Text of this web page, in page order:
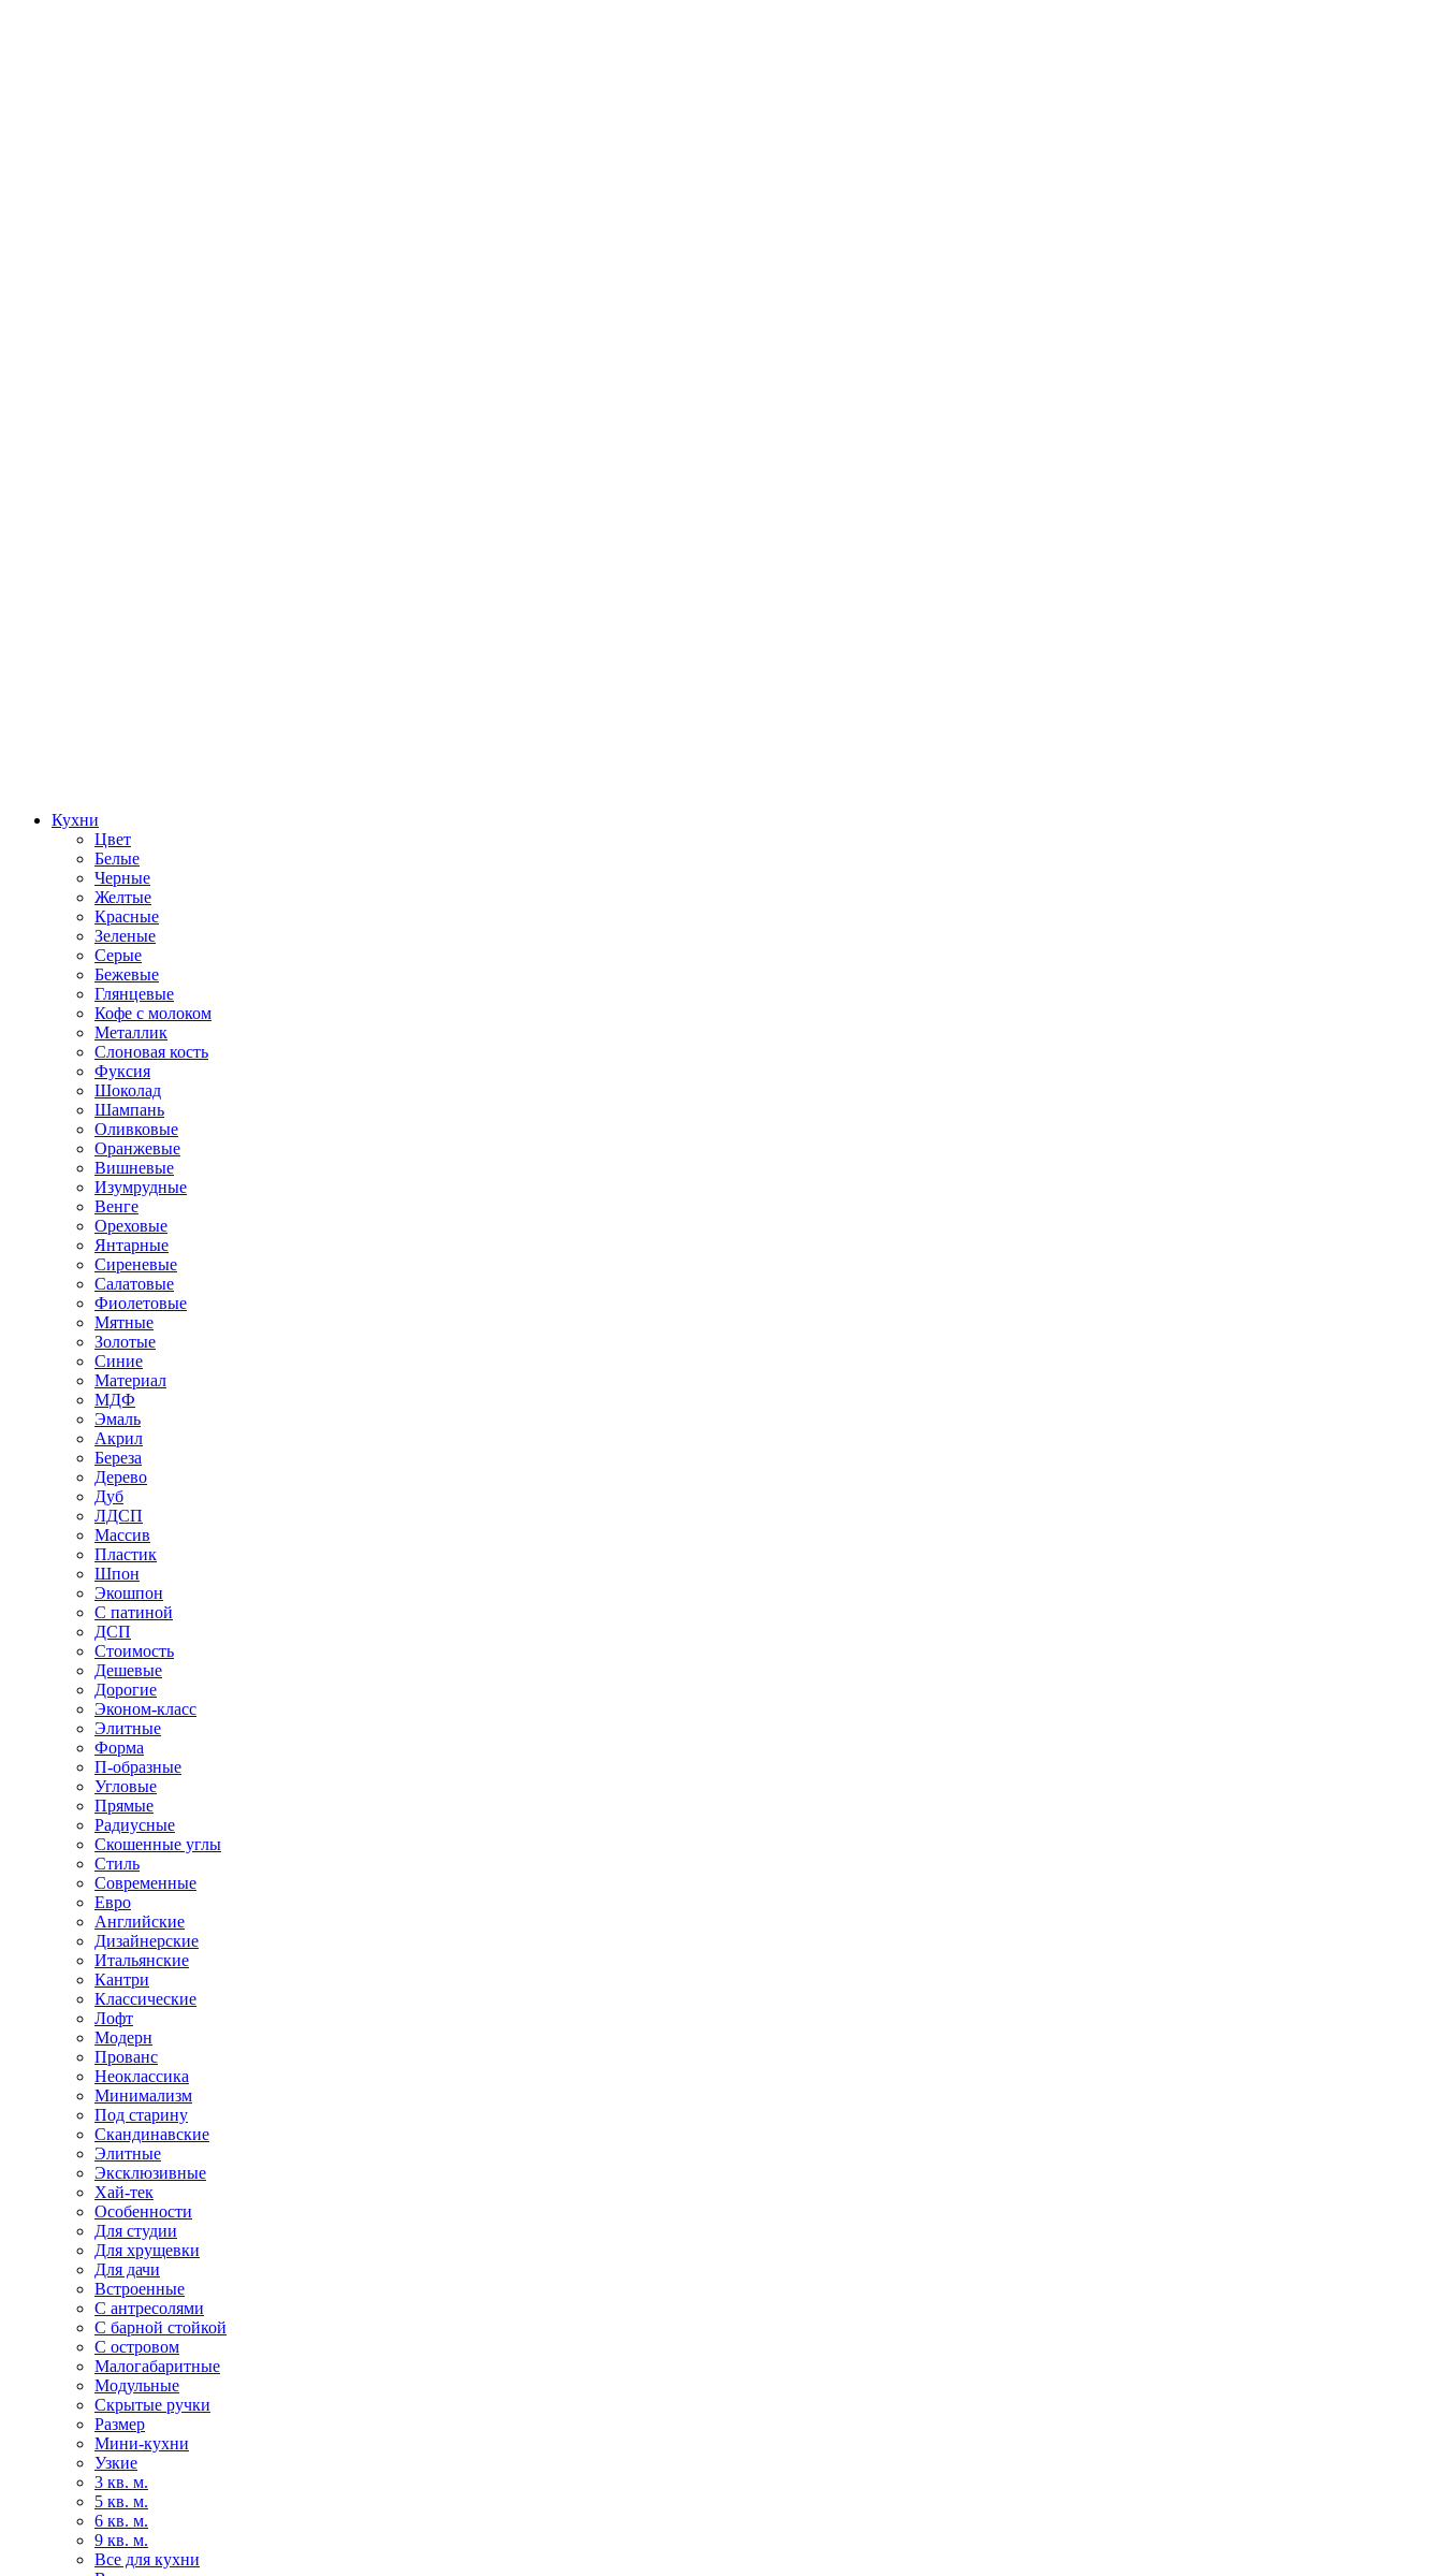
Кухни
Цвет
Белые
Черные
Желтые
Красные
Зеленые
Серые
Бежевые
Глянцевые
Кофе с молоком
Металлик
Слоновая кость
Фуксия
Шоколад
Шампань
Оливковые
Оранжевые
Вишневые
Изумрудные
Венге
Ореховые
Янтарные
Сиреневые
Салатовые
Фиолетовые
Мятные
Золотые
Синие
Материал
МДФ
Эмаль
Акрил
Береза
Дерево
Дуб
ЛДСП
Массив
Пластик
Шпон
Экошпон
С патиной
ДСП
Стоимость
Дешевые
Дорогие
Эконом-класс
Элитные
Форма
П-образные
Угловые
Прямые
Радиусные
Скошенные углы
Стиль
Современные
Евро
Английские
Дизайнерские
Итальянские
Кантри
Классические
Лофт
Модерн
Прованс
Неоклассика
Минимализм
Под старину
Скандинавские
Элитные
Эксклюзивные
Хай-тек
Особенности
Для студии
Для хрущевки
Для дачи
Встроенные
С антресолями
С барной стойкой
С островом
Малогабаритные
Модульные
Скрытые ручки
Размер
Мини-кухни
Узкие
3 кв. м.
5 кв. м.
6 кв. м.
9 кв. м.
Все для кухни